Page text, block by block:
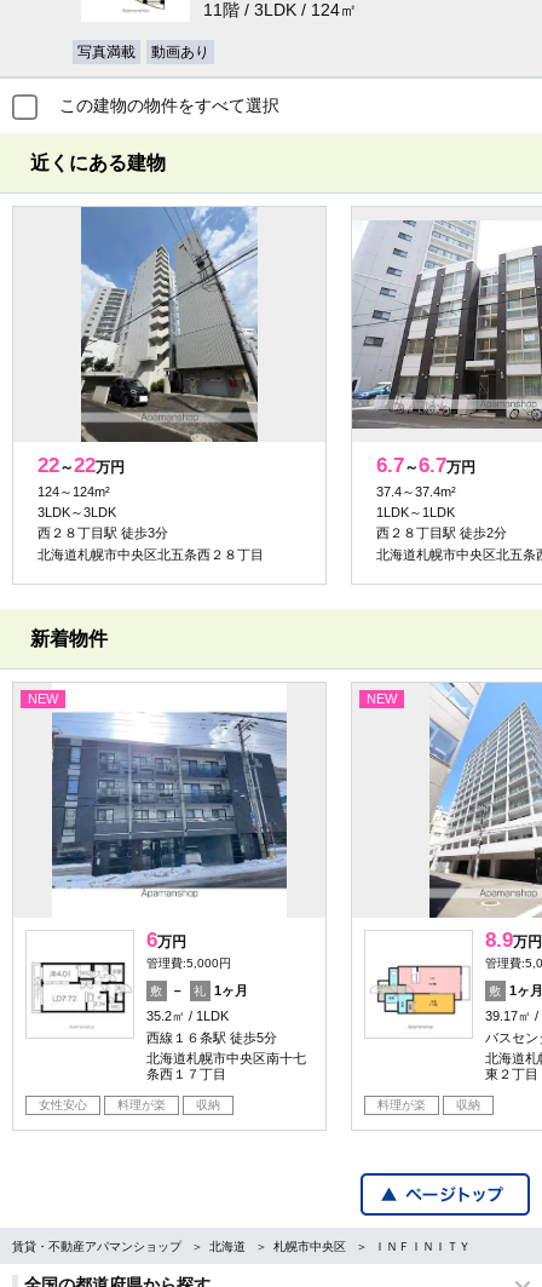
11階 / 3LDK / 124㎡
写真満載 動画あり
この建物の物件をすべて選択
近くにある建物
22～22万円
124～124m²
3LDK～3LDK
西２８丁目駅 徒歩3分
北海道札幌市中央区北五条西２８丁目
6.7～6.7万円
37.4～37.4m²
1LDK～1LDK
西２８丁目駅 徒歩2分
北海道札幌市中央区北五条
新着物件
NEW
6万円
管理費:5,000円
敷 － 礼
1ヶ月
35.2㎡
1LDK
西線１６条駅 徒歩5分
北海道札幌市中央区南十七
条西１７丁目
女性安心 料理が楽 収納
NEW
8.9万円
管理費
敷
1ヶ月
39.17㎡
バスセン
北海道札
東２丁目
料理が楽 収納
賃貸・不動産アパマンショップ 北海道 札幌市中央区 ＩＮＦＩＮＩＴＹ